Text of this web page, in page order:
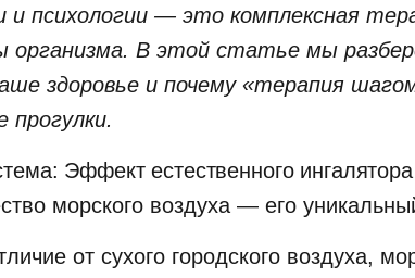
и психологии — это комплексная
организма. В этой статье мы
здоровье и почему «терапия
прогулки.
Эффект естественного ингалятора
морского воздуха — его
от сухого городского воздуха,